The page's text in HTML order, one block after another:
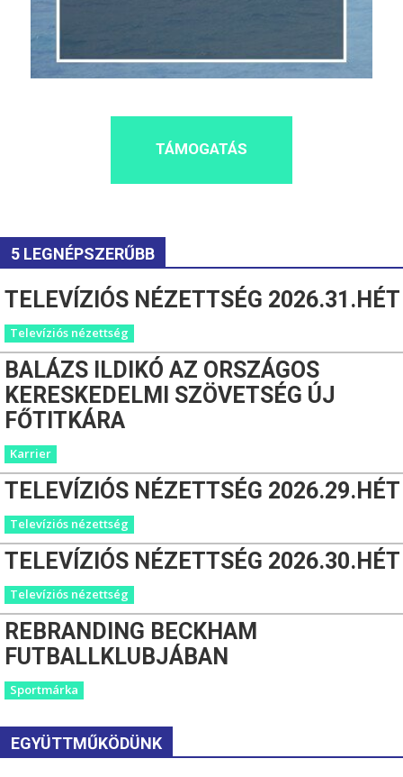
TÁMOGATÁS
5 LEGNÉPSZERŰBB
TELEVÍZIÓS NÉZETTSÉG 2026.31.HÉT
Televíziós nézettség
BALÁZS ILDIKÓ AZ ORSZÁGOS
KERESKEDELMI SZÖVETSÉG ÚJ
FŐTITKÁRA
Karrier
TELEVÍZIÓS NÉZETTSÉG 2026.29.HÉT
Televíziós nézettség
TELEVÍZIÓS NÉZETTSÉG 2026.30.HÉT
Televíziós nézettség
REBRANDING BECKHAM
FUTBALLKLUBJÁBAN
Sportmárka
EGYÜTTMŰKÖDÜNK